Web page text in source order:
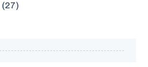
(27)